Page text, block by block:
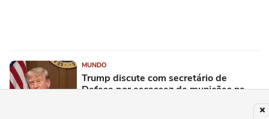
MUNDO
Trump discute com secretário de
Defesa por escassez de munições na